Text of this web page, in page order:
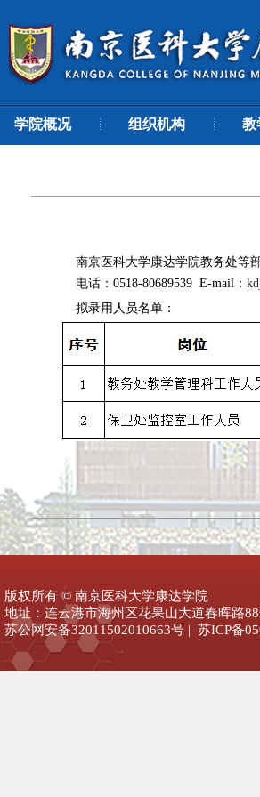
学院概况 组织机构 教
南京医科大学康达学院教务处等
电话：0518-80689539 E-mail：
拟录用人员名单：
版权所有 © 南京医科大学康达学院
地址：连云港市海州区花果山大道春晖路
苏公网安备32011502010663号 | 苏ICP备